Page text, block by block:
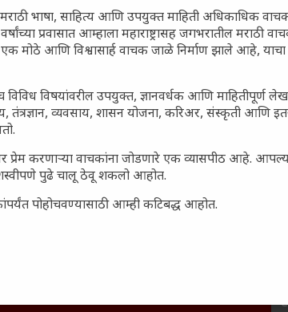
भाषा, साहित्य आणि उपयुक्त माहिती अधिकाधिक
प्रवासात आम्हाला महाराष्ट्रासह जगभरातील मराठी
आणि विश्वासार्ह वाचक जाळे निर्माण झाले आहे, याचा
विषयांवरील उपयुक्त, ज्ञानवर्धक आणि माहितीपूर्ण लेख
व्यवसाय, शासन योजना, करिअर, संस्कृती आणि
करणाऱ्या वाचकांना जोडणारे एक व्यासपीठ आहे.
पुढे चालू ठेवू शकलो आहोत.
पोहोचवण्यासाठी आम्ही कटिबद्ध आहोत.